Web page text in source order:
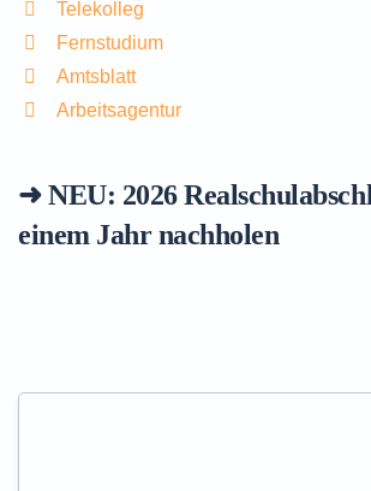
Telekolleg
Fernstudium
Amtsblatt
Arbeitsagentur
➜ NEU: 2026
einem Jahr nachholen